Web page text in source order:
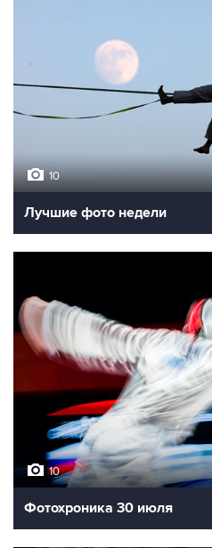
10
Лучшие фото недели
10
Фотохроника 30 июля